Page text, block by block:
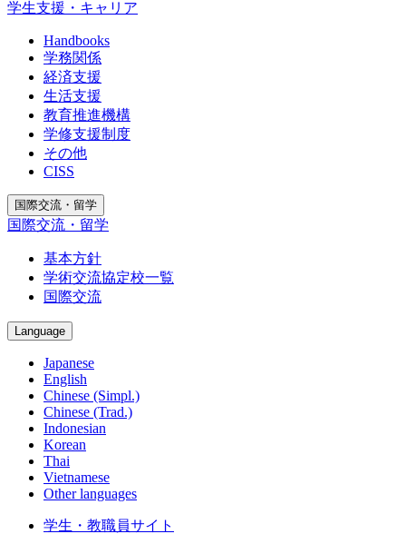
学生支援・キャリア
Handbooks
学務関係
経済支援
生活支援
教育推進機構
学修支援制度
その他
CISS
国際交流・留学
国際交流・留学
基本方針
学術交流協定校一覧
国際交流
Language
Japanese
English
Chinese (Simpl.)
Chinese (Trad.)
Indonesian
Korean
Thai
Vietnamese
Other languages
学生・教職員サイト